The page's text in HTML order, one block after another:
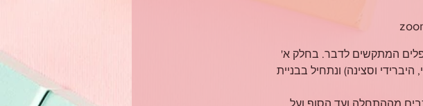
המתקשים לדבר. בחלק א'
היברידי וסצינה) ונתחיל בבניית
לוחות מורכבים מההתחלה ועד הסוף ועל